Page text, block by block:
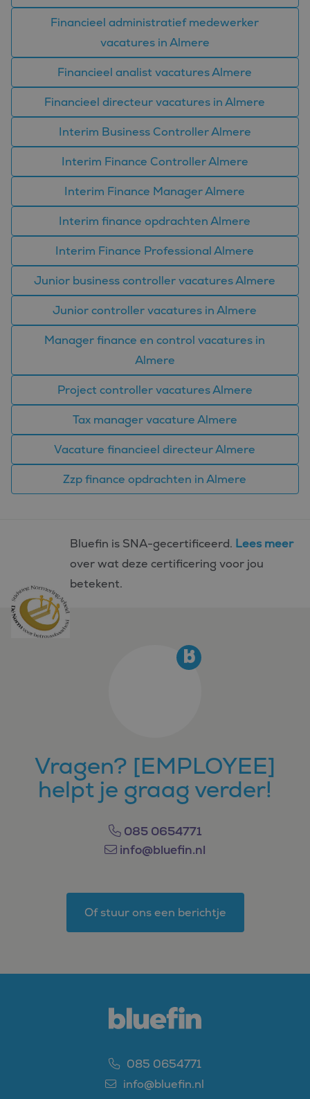
Financieel administratief medewerker
vacatures in Almere
Financieel analist vacatures Almere
Financieel directeur vacatures in Almere
Interim Business Controller Almere
Interim Finance Controller Almere
Interim Finance Manager Almere
Interim finance opdrachten Almere
Interim Finance Professional Almere
Junior business controller vacatures Almere
Junior controller vacatures in Almere
Manager finance en control vacatures in
Almere
Project controller vacatures Almere
Tax manager vacature Almere
Vacature financieel directeur Almere
Zzp finance opdrachten in Almere
Bluefin is SNA-gecertificeerd. Lees meer
over wat deze certificering voor jou
betekent.
Vragen? [EMPLOYEE]
helpt je graag verder!
085 0654771
info@bluefin.nl
Of stuur ons een berichtje
085 0654771
info@bluefin.nl
het gebruik van de
analyses te meten.
Microsoft
Corporation
9 minuten 57
verzamelt informatie
eindgebruiker de
website gebruikt en
advertenties die de
mogelijk heeft gezien
voordat hij de
bezocht.
geassocieerd met
Microsoft Clarity
Het wordt gebruikt
om informatie over
gebruiker op te slaan
en om meerdere
paginaweergaven te
combineren tot één
gebruikerssessie voor
analytische
doeleinden.
MUID
Microsoft
Corporation
.bing.com
1 jaar
Deze cookie wordt
veel gebruikt door
mijn Microsoft als
een unieke
door ingesloten
Algemeen wordt
aangenomen dat het
veel verschillende
Microsoft-domeinen,
kunnen worden
gevolgd.
SM
.c.clarity.ms Sessie
Dit is een Microsoft
MSN 1st party cookie